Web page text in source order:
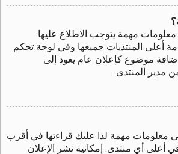
معلومات مهمة يتوجب الاطلاع عليها.
أعلى المنتديات جميعها وفي لوحة تحكم
موضوع كإعلان عام يعود إلى
مدير المنتدى.
معلومات مهمة لذا عليك قراءتها في أقرب
أعلى أي منتدى. إمكانية نشر الإعلان